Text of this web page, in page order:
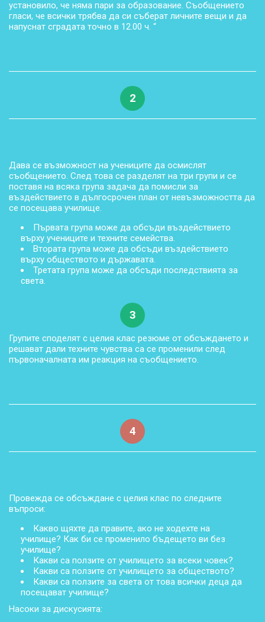
установило, че няма пари за образование. Съобщението
гласи, че всички трябва да си съберат личните вещи и да
напуснат сградата точно в 12.00 ч. “
2
Дава се възможност на учениците да осмислят
съобщението. След това се разделят на три групи и се
поставя на всяка група задача да помисли за
въздействието в дългосрочен план от невъзможността да
се посещава училище.
Първата група може да обсъди въздействието
върху учениците и техните семейства.
Втората група може да обсъди въздействието
върху обществото и държавата.
Третата група може да обсъди последствията за
света.
3
Групите споделят с целия клас резюме от обсъждането и
решават дали техните чувства са се променили след
първоначалната им реакция на съобщението.
4
Провежда се обсъждане с целия клас по следните
въпроси:
Какво щяхте да правите, ако не ходехте на
училище? Как би се променило бъдещето ви без
училище?
Какви са ползите от училището за всеки човек?
Какви са ползите от училището за обществото?
Какви са ползите за света от това всички деца да
посещават училище?
Насоки за дискусията: